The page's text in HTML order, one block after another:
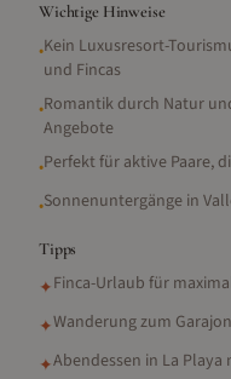
Wichtige Hinweise
•Kein Luxusresort-
und Fincas
•Romantik durch Natur
Angebote
•Perfekt für aktive Paare,
•Sonnenuntergänge in
Tipps
✦Finca-Urlaub für
✦Wanderung zum
✦Abendessen in La Playa